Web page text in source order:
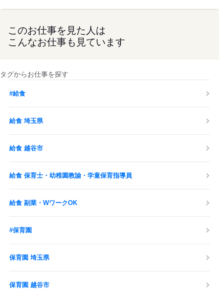
このお仕事を見た人は
こんなお仕事も見ています
タグからお仕事を探す
#給食
給食 埼玉県
給食 越谷市
給食 保育士・幼稚園教諭・学童保育指導員
給食 副業・WワークOK
#保育園
保育園 埼玉県
保育園 越谷市